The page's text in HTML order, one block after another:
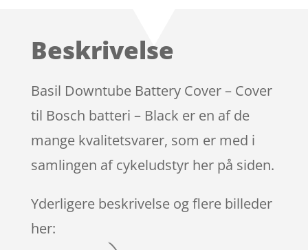
Beskrivelse
Basil Downtube Battery Cover – Cover
til Bosch batteri – Black er en af de
mange kvalitetsvarer, som er med i
samlingen af cykeludstyr her på siden.
Yderligere beskrivelse og flere billeder
her: